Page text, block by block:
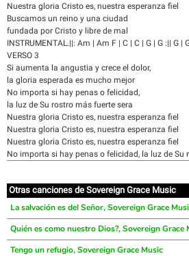
Nuestra gloria Cristo es, nuestra esperanza fiel
Buscamos un reino y una ciudad
fundada por Cristo y libre de mal
INSTRUMENTAL.||: Am | Am F | C | C | G | G :|| G |
VERSO 3
Si aumenta la angustia y crece el dolor,
la gloria esperada es mucho mejor
No importa si hay penas o felicidad,
la luz de Su rostro más fuerte sera
Nuestra gloria Cristo es, nuestra esperanza fiel
Nuestra gloria Cristo es, nuestra esperanza fiel
Nuestra gloria Cristo es, nuestra esperanza fiel
No importa si hay penas o felicidad, la luz de Su
Otras canciones de Sovereign Grace Music
La salvación es del Señor, Sovereign Grace
Quién es como nuestro Dios?, Sovereign Grace
Tengo un refugio, Sovereign Grace Music